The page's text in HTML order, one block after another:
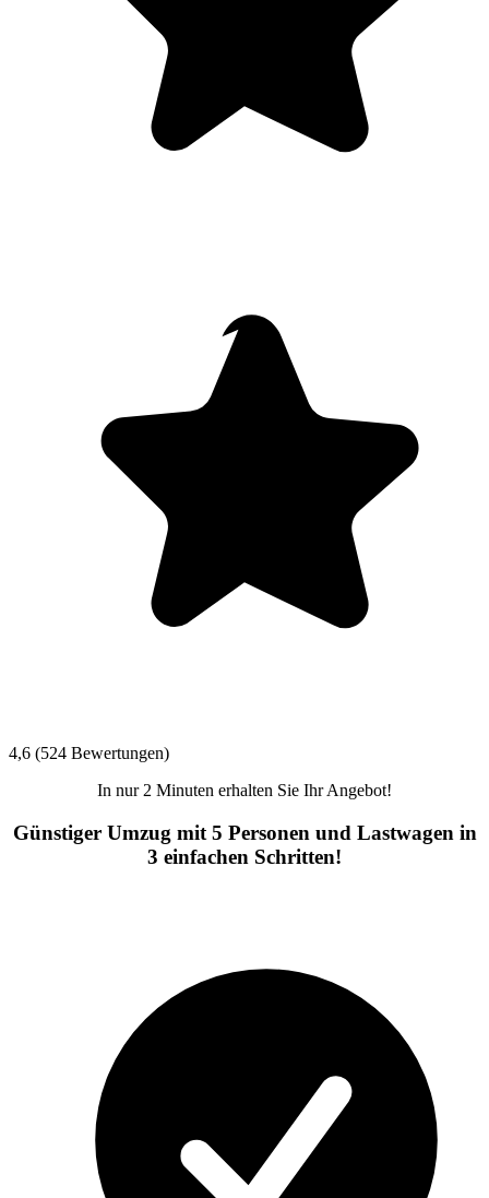
4,6 (524 Bewertungen)
In nur 2 Minuten erhalten Sie Ihr Angebot!
Günstiger Umzug mit 5 Personen und Lastwagen in
3 einfachen Schritten!